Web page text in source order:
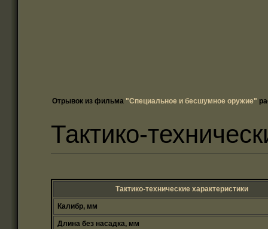
Отрывок из фильма "Специальное и бесшумное оружие"
Тактико-
Тактико-технические характеристики
Калибр, мм
Длина без насадка, мм